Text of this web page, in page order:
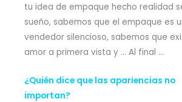
tu idea de empaque hecho realidad
sueño, sabemos que el empaque es
vendedor silencioso, sabemos que
amor a primera vista y … Al final …
¿Quién dice que las apariencias no
importan?